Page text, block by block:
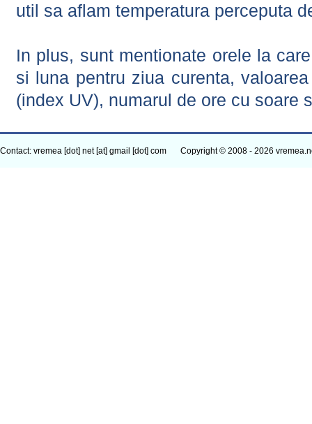
util sa aflam temperatura perceputa
In plus, sunt mentionate orele la
si luna pentru ziua curenta,
(index UV), numarul de ore cu soare
Contact: vremea [dot] net [at] gmail [dot] com Copyright © 2008 - 2026